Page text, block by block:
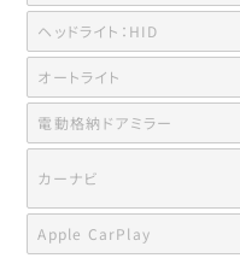
ヘッドライト：HID
オートライト
電動格納ドアミラー
カーナビ
Apple CarPlay